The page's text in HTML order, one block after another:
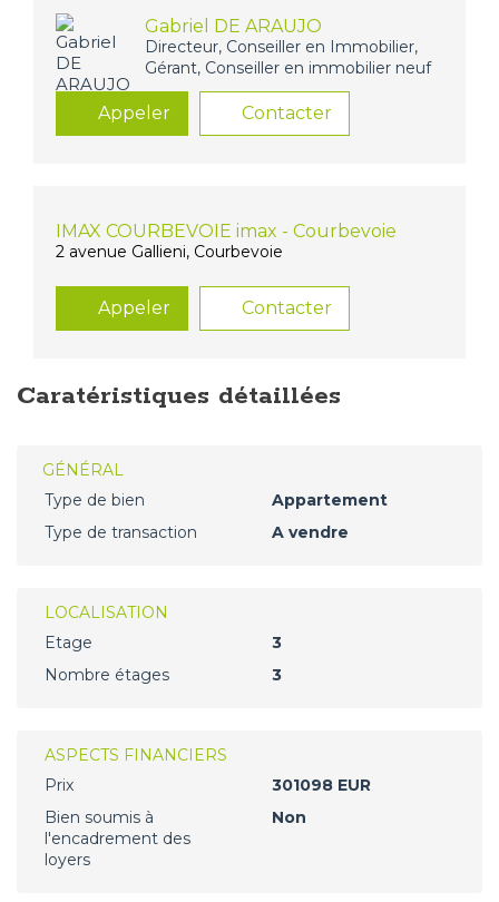
Gabriel DE ARAUJO
Directeur, Conseiller en Immobilier,
Gérant, Conseiller en immobilier neuf
Appeler Contacter
IMAX COURBEVOIE imax - Courbevoie
2 avenue Gallieni, Courbevoie
Appeler Contacter
Caratéristiques détaillées
GÉNÉRAL
Type de bien
Appartement
Type de transaction
A vendre
LOCALISATION
Etage
3
Nombre étages
3
ASPECTS FINANCIERS
Prix
301098 EUR
Bien soumis à
l'encadrement des
loyers
Non